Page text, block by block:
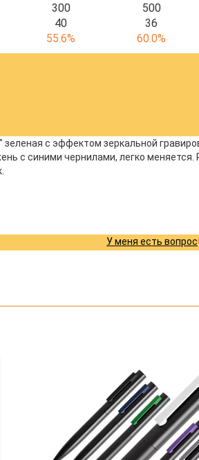
300 500
40 36
55.6% 60.0%
зеленая с эффектом зеркальной
с синими чернилами, легко меняется.
У меня есть вопрос